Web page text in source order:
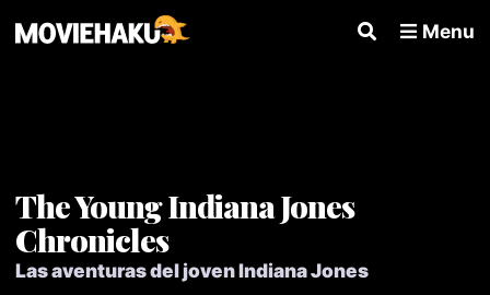
Menu
The Young Indiana Jones
Chronicles
Las aventuras del joven Indiana Jones